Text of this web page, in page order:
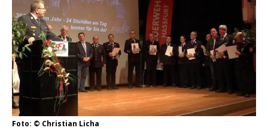
Foto: © Christian Licha